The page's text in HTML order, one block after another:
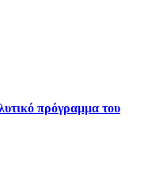
πρόγραμμα του